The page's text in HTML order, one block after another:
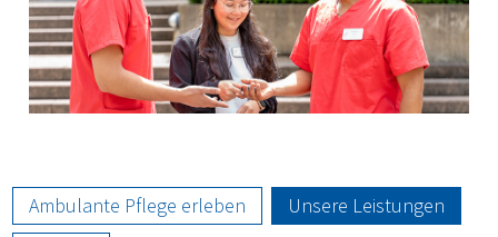
Ambulante Pflege erleben
Unsere Leistungen